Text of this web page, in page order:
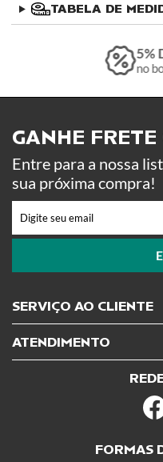
TABELA DE
5%
no
SERVIÇO AO CLIENTE
ATENDIMENTO
FORMAS
GANHE FRETE
Entre para a nossa
sua próxima compra!